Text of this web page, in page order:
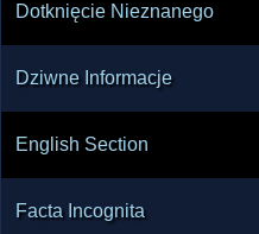
Dotknięcie Nieznanego
Dziwne Informacje
English Section
Facta Incognita